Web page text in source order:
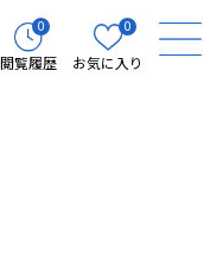
0
閲覧履歴
0
お気に入り